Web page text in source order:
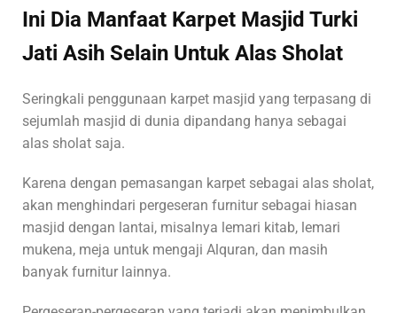
Ini Dia Manfaat Karpet Masjid Turki
Jati Asih Selain Untuk Alas Sholat
Seringkali penggunaan karpet masjid yang terpasang di
sejumlah masjid di dunia dipandang hanya sebagai
alas sholat saja.
Karena dengan pemasangan karpet sebagai alas sholat,
akan menghindari pergeseran furnitur sebagai hiasan
masjid dengan lantai, misalnya lemari kitab, lemari
mukena, meja untuk mengaji Alquran, dan masih
banyak furnitur lainnya.